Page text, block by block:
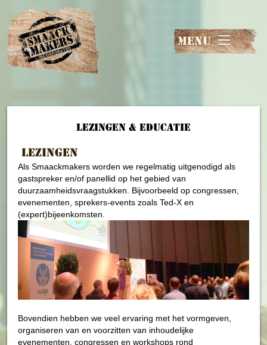
MENU
Lezingen & Educatie
Lezingen
Als Smaackmakers worden we regelmatig uitgenodigd als
gastspreker en/of panellid op het gebied van
duurzaamheidsvraagstukken. Bijvoorbeeld op congressen,
evenementen, sprekers-events zoals Ted-X en
(expert)bijeenkomsten.
Bovendien hebben we veel ervaring met het vormgeven,
organiseren van en voorzitten van inhoudelijke
evenementen, congressen en workshops rond